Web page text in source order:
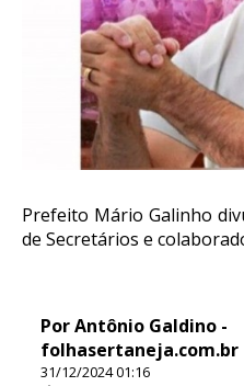
Prefeito Mário Galinho
de Secretários e
Por Antônio Galdino -
folhasertaneja.com.br
31/12/2024 01:16